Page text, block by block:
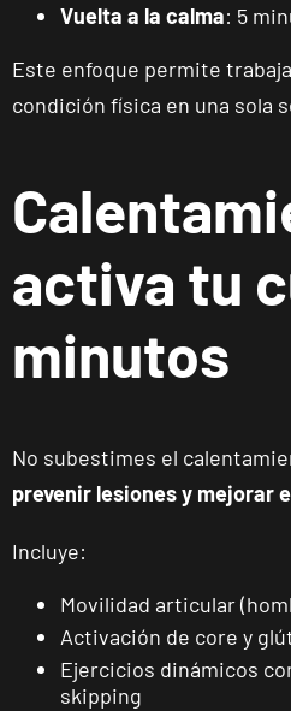
Vuelta a la calma: 5
Este enfoque permite
condición física en una sola
activa tu
minutos
No subestimes el
prevenir lesiones y mejorar
Incluye:
Movilidad articular
Activación de core y
Ejercicios dinámicos
skipping